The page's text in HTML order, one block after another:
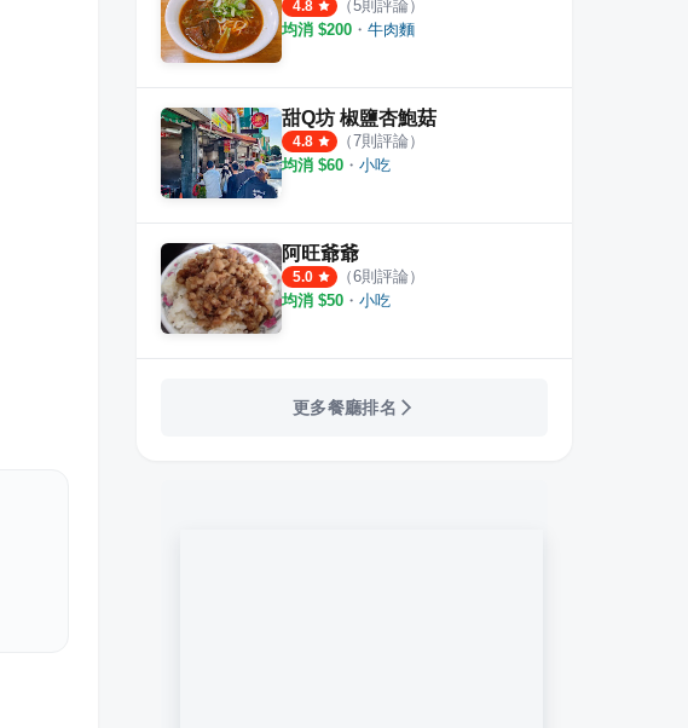
4.8 （5則評論）
均消 $200 ・ 牛肉麵
甜Q坊 椒鹽杏鮑菇
4.8 （7則評論）
均消 $60 ・ 小吃
阿旺爺爺
5.0 （6則評論）
均消 $50 ・ 小吃
更多餐廳排名